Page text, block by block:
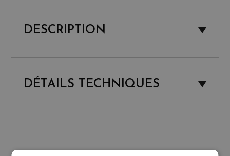
DESCRIPTION
DÉTAILS TECHNIQUES